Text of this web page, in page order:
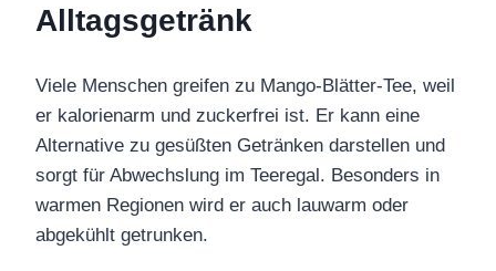
Alltagsgetränk
Viele Menschen greifen zu Mango-Blätter-Tee, weil
er kalorienarm und zuckerfrei ist. Er kann eine
Alternative zu gesüßten Getränken darstellen und
sorgt für Abwechslung im Teeregal. Besonders in
warmen Regionen wird er auch lauwarm oder
abgekühlt getrunken.